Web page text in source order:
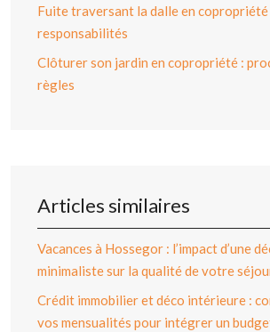
Fuite traversant la dalle en copropriété
responsabilités
Clôturer son jardin en copropriété :
règles
Articles similaires
Vacances à Hossegor : l’impact d’une
minimaliste sur la qualité de votre
Crédit immobilier et déco intérieure :
vos mensualités pour intégrer un